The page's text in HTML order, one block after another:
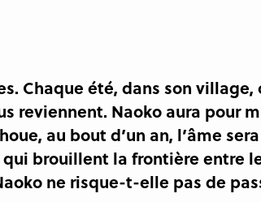
Chaque été, dans son
Naoko aura pour
au bout d’un an, l’âme
brouillent la frontière entre
ne risque-t-elle pas de